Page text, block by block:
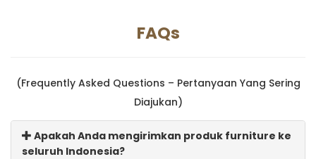
FAQs
(Frequently Asked Questions – Pertanyaan Yang Sering
Diajukan)
Apakah Anda mengirimkan produk furniture ke
seluruh Indonesia?